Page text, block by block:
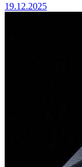
19.12.2025